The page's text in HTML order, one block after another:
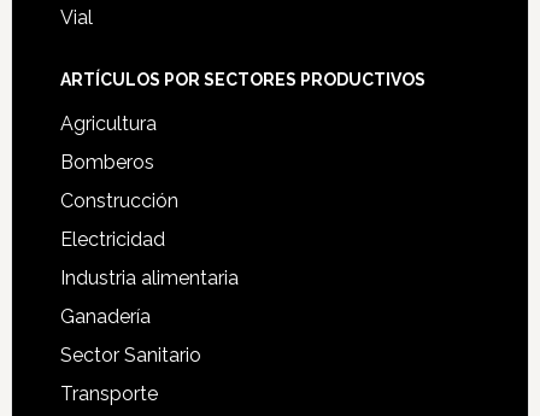
Vial
ARTÍCULOS POR SECTORES PRODUCTIVOS
Agricultura
Bomberos
Construcción
Electricidad
Industria alimentaria
Ganadería
Sector Sanitario
Transporte